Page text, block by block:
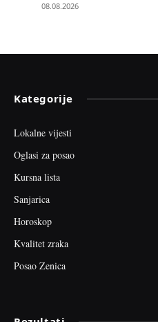
08.08.2026
Kategorije
Lokalne vijesti
Oglasi za posao
Kursna lista
Sanjarica
Horoskop
Kvalitet zraka
Posao Zenica